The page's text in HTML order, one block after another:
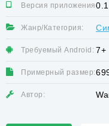
Версия приложения:
Жанр/Категория:
Требуемый Android: 7+
Примерный размер:
Автор: